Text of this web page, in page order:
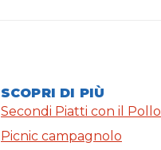
SCOPRI DI PIÙ
Secondi Piatti con il Pollo
Picnic campagnolo